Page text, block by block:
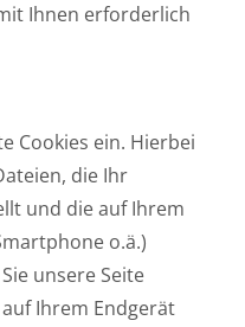
Ihnen erforderlich
Cookies ein. Hierbei
die Ihr
und die auf Ihrem
o.ä.)
unsere Seite
Ihrem Endgerät